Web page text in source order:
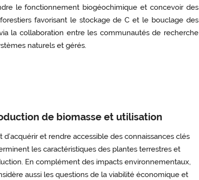
le fonctionnement biogéochimique et concevoir des
favorisant le stockage de C et le bouclage des
la collaboration entre les communautés de recherche
naturels et gérés.
de biomasse et utilisation
d’acquérir et rendre accessible des connaissances clés
les caractéristiques des plantes terrestres et
En complément des impacts environnementaux,
aussi les questions de la viabilité économique et